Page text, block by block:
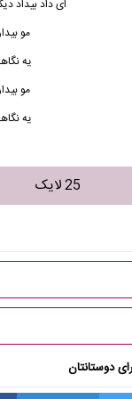
ای داد بیداد
مو
یه
مو
یه
25 لایک
دوستانتان